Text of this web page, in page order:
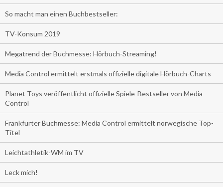
So macht man einen Buchbestseller:
TV-Konsum 2019
Megatrend der Buchmesse: Hörbuch-Streaming!
Media Control ermittelt erstmals offizielle digitale Hörbuch-Charts
Planet Toys veröffentlicht offizielle Spiele-Bestseller von Media
Control
Frankfurter Buchmesse: Media Control ermittelt norwegische Top-
Titel
Leichtathletik-WM im TV
Leck mich!